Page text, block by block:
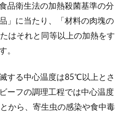
品衛生法の加熱殺菌基準の分
」に当たり、「材料の肉塊の
はそれと同等以上の加熱をす
。
する中心温度は85℃以上とさ
ーフの調理工程では中心温度
から、寄生虫の感染や食中毒